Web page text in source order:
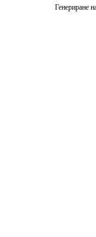
Генериране